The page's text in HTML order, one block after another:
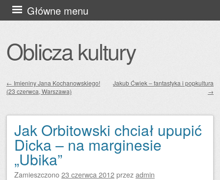
Oblicza kultury
Główne menu
Przejdź
do
Zobacz wpisy
← Imieniny Jana Kochanowskiego!
(23 czerwca, Warszawa)
Jakub Ćwiek – fantastyka i popkultura
→
Jak Orbitowski chciał upupić
Dicka – na marginesie
„Ubika”
Zamieszczono23 czerwca 2012przezadmin